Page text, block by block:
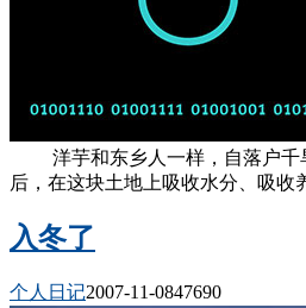
洋芋和东乡人一样，自落户千旱
后，在这块土地上吸收水分、吸
入冬了
个人日记2007-11-0847690